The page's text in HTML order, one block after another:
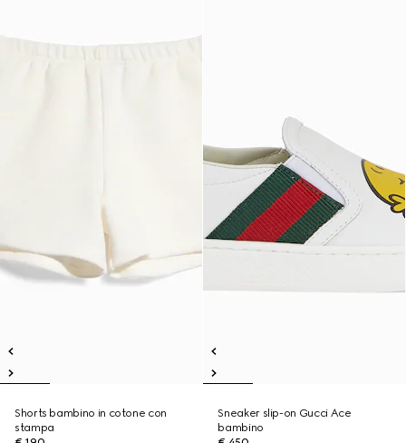
Shorts bambino in cotone con
stampa
Sneaker slip-on Gucci Ace
bambino